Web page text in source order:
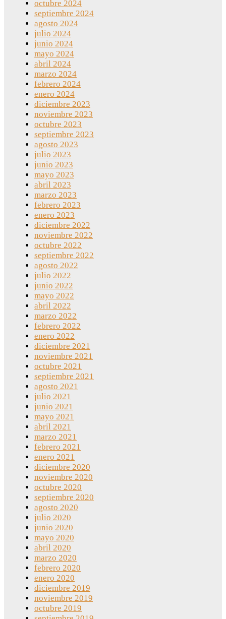
octubre 2024
septiembre 2024
agosto 2024
julio 2024
junio 2024
mayo 2024
abril 2024
marzo 2024
febrero 2024
enero 2024
diciembre 2023
noviembre 2023
octubre 2023
septiembre 2023
agosto 2023
julio 2023
junio 2023
mayo 2023
abril 2023
marzo 2023
febrero 2023
enero 2023
diciembre 2022
noviembre 2022
octubre 2022
septiembre 2022
agosto 2022
julio 2022
junio 2022
mayo 2022
abril 2022
marzo 2022
febrero 2022
enero 2022
diciembre 2021
noviembre 2021
octubre 2021
septiembre 2021
agosto 2021
julio 2021
junio 2021
mayo 2021
abril 2021
marzo 2021
febrero 2021
enero 2021
diciembre 2020
noviembre 2020
octubre 2020
septiembre 2020
agosto 2020
julio 2020
junio 2020
mayo 2020
abril 2020
marzo 2020
febrero 2020
enero 2020
diciembre 2019
noviembre 2019
octubre 2019